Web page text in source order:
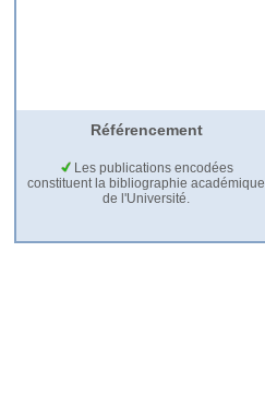
Référencement
Les publications encodées
constituent la bibliographie académique
de l'Université.